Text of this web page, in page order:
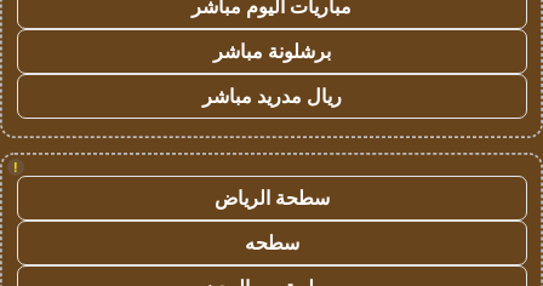
مباريات اليوم مباشر
برشلونة مباشر
ريال مدريد مباشر
!
سطحة الرياض
سطحه